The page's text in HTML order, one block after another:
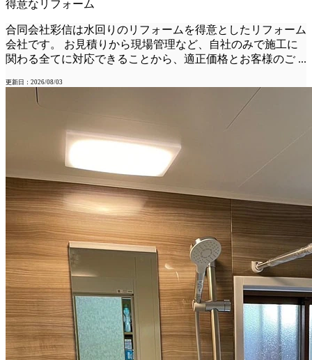
得意なリフォーム
合同会社彩信は水回りのリフォームを得意としたリフォーム
会社です。 お見積りから現場管理など、自社のみで施工に
関わる全てに対応できることから、適正価格とお客様のご ...
更新日：2026/08/03